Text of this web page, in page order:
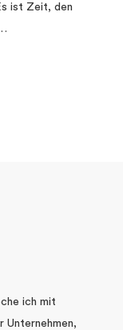
ist Zeit, den
ich mit
Unternehmen,